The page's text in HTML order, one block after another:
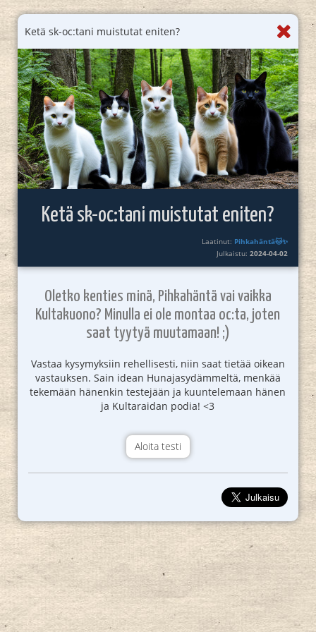
Ketä sk-oc:tani muistutat eniten?
Ketä sk-oc:tani muistutat eniten?
Laatinut: Pihkahäntä🐱✨
Julkaistu:2024-04-02
Oletko kenties minä, Pihkahäntä vai vaikka
Kultakuono? Minulla ei ole montaa oc:ta, joten
saat tyytyä muutamaan! ;)
Vastaa kysymyksiin rehellisesti, niin saat tietää oikean
vastauksen. Sain idean Hunajasydämmeltä, menkää
tekemään hänenkin testejään ja kuuntelemaan hänen
ja Kultaraidan podia! <3
Aloita testi